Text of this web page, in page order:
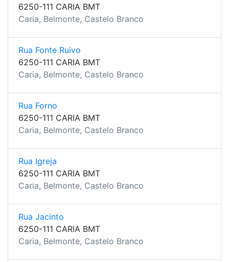
6250-111 CARIA BMT
Caria, Belmonte, Castelo Branco
Rua Fonte Ruivo
6250-111 CARIA BMT
Caria, Belmonte, Castelo Branco
Rua Forno
6250-111 CARIA BMT
Caria, Belmonte, Castelo Branco
Rua Igreja
6250-111 CARIA BMT
Caria, Belmonte, Castelo Branco
Rua Jacinto
6250-111 CARIA BMT
Caria, Belmonte, Castelo Branco